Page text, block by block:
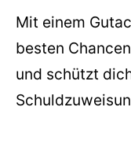
Mit einem
besten
und schützt